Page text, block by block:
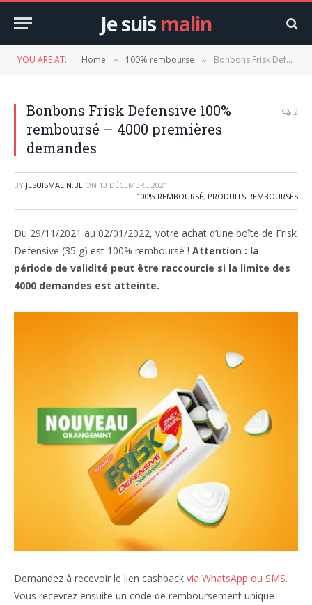
Je suis malin
YOU ARE AT: Home » 100% remboursé » Bonbons Frisk Defensive 100% remboursé – 4000 premières demandes
Bonbons Frisk Defensive 100%
remboursé – 4000 premières
demandes
2
BY JESUISMALIN.BE ON 13 DÉCEMBRE 2021
100% REMBOURSÉ, PRODUITS REMBOURSÉS
Du 29/11/2021 au 02/01/2022, votre achat d’une boîte de Frisk
Defensive (35 g) est 100% remboursé ! Attention : la
période de validité peut être raccourcie si la limite des
4000 demandes est atteinte.
Demandez à recevoir le lien cashback via WhatsApp ou SMS.
Vous recevrez ensuite un code de remboursement unique